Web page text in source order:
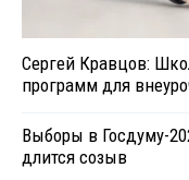
Сергей Кравцов:
программ для
Выборы в Госдуму-
длится созыв